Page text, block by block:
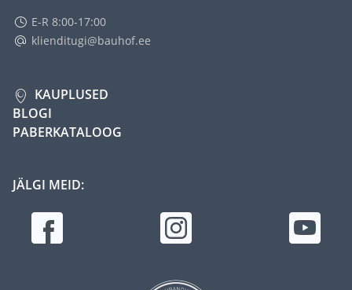
E-R 8:00-17:00
klienditugi@bauhof.ee
KAUPLUSED
BLOGI
PABERKATALOOG
JÄLGI MEID: